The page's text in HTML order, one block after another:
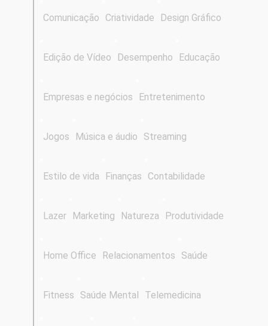
Comunicação Criatividade Design Gráfico
Edição de Vídeo Desempenho Educação
Empresas e negócios Entretenimento
Jogos Música e áudio Streaming
Estilo de vida Finanças Contabilidade
Lazer Marketing Natureza Produtividade
Home Office Relacionamentos Saúde
Fitness Saúde Mental Telemedicina